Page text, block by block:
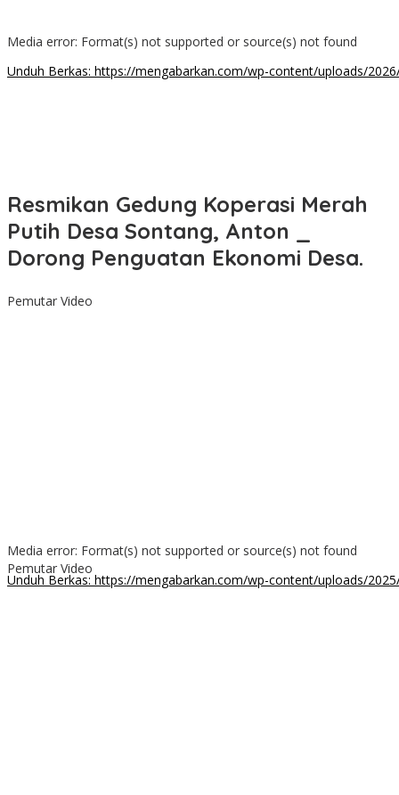
Media error: Format(s) not supported or source(s) not found
Unduh Berkas: https://mengabarkan.com/wp-content/uploads/
Resmikan Gedung Koperasi Merah
Putih Desa Sontang, Anton _
Dorong Penguatan Ekonomi Desa.
Pemutar Video
Media error: Format(s) not supported or source(s) not found
Unduh Berkas: https://mengabarkan.com/wp-content/uploads/
Pemutar Video